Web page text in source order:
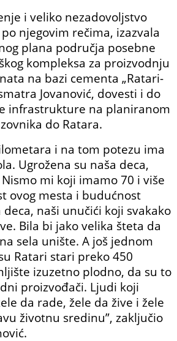
i veliko nezadovoljstvo
njegovim rečima, izazvala
plana područja posebne
kompleksa za proizvodnju
na bazi cementa „Ratari-
Jovanović, dovesti i do
infrastrukture na planiranom
do Ratara.
i na tom potezu ima
Ugrožena su naša deca,
mi koji imamo 70 i više
ovog mesta i budućnost
deca, naši unučići koji svakako
Bila bi jako velika šteta da
sela unište. A još jednom
Ratari stari preko 450
izuzetno plodno, da su to
proizvođači. Ljudi koji
da rade, žele da žive i žele
životnu sredinu”, zaključio